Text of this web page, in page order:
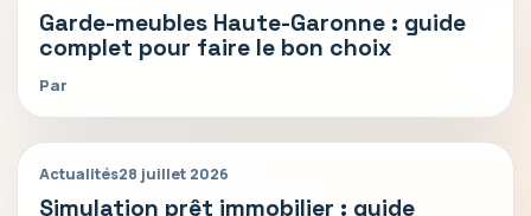
Garde-meubles Haute-Garonne : guide
complet pour faire le bon choix
Par
Actualités28 juillet 2026
Simulation prêt immobilier : guide